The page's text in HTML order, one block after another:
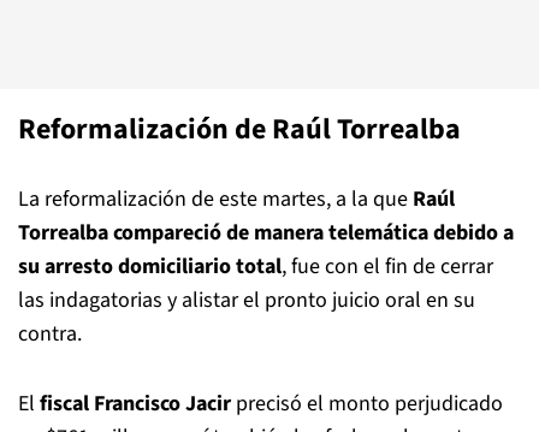
Reformalización de Raúl Torrealba
La reformalización de este martes, a la que Raúl
Torrealba compareció de manera telemática debido a
su arresto domiciliario total, fue con el fin de cerrar
las indagatorias y alistar el pronto juicio oral en su
contra.
El fiscal Francisco Jacir precisó el monto perjudicado